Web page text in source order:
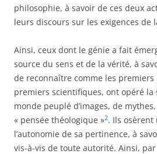
philosophie, à savoir de ces deux
leurs discours sur les exigences de
Ainsi, ceux dont le génie a fait
source du sens et de la vérité, à
de reconnaître comme les premiers
premiers scientifiques, ont opéré la
monde peuplé d’images, de mythes,
« pensée théologique »2. Ils osèrent
l’autonomie de sa pertinence, à
vis-à-vis de toute autorité. Ainsi,